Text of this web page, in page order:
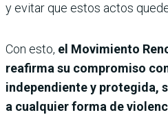
y evitar que estos actos
Con esto, el Movimiento
reafirma su compromiso
independiente y protegida,
a cualquier forma de